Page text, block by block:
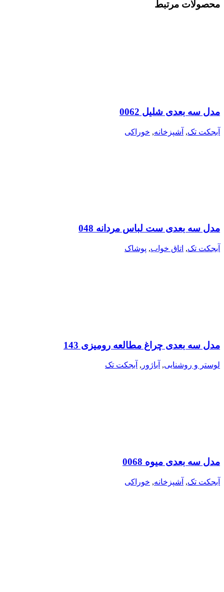
محصولات مرتبط
مدل سه بعدی شلیل 0062
آبجکت تک, آشپزخانه, خوراکی
مدل سه بعدی ست لباس مردانه 048
آبجکت تک, اتاق خواب, پوشاک
مدل سه بعدی چراغ مطالعه رومیزی 143
لوستر و روشنایی, آباژور , آبجکت تک
مدل سه بعدی میوه 0068
آبجکت تک, آشپزخانه, خوراکی